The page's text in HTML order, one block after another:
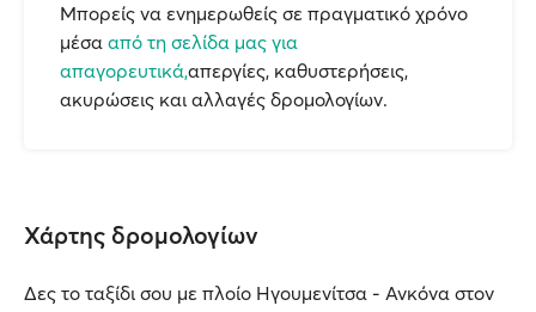
Μπορείς να ενημερωθείς σε πραγματικό χρόνο
μέσα από τη σελίδα μας για
απαγορευτικά,απεργίες, καθυστερήσεις,
ακυρώσεις και αλλαγές δρομολογίων.
Χάρτης δρομολογίων
Δες το ταξίδι σου με πλοίο Ηγουμενίτσα - Ανκόνα στον